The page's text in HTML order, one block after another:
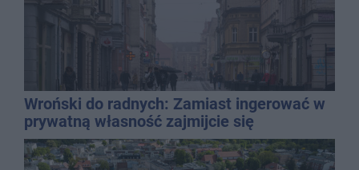
Wroński do radnych: Zamiast ingerować w
prywatną własność zajmijcie się
gospodarką